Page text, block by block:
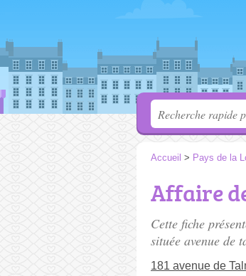
Accueil > Pays de la
Affaire
Cette fiche
située avenue de
181 avenue de